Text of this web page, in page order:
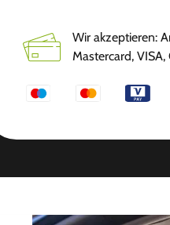
Wir akzeptieren:
Mastercard, VISA,